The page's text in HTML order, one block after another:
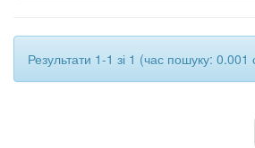
Результати 1-1 зі 1 (час пошуку: 0.001